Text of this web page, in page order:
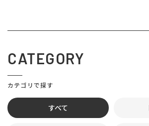
CATEGORY
カテゴリで探す
すべて